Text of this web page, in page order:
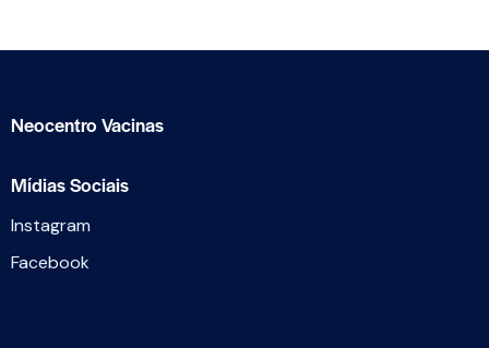
Neocentro Vacinas
Mídias Sociais
Instagram
Facebook